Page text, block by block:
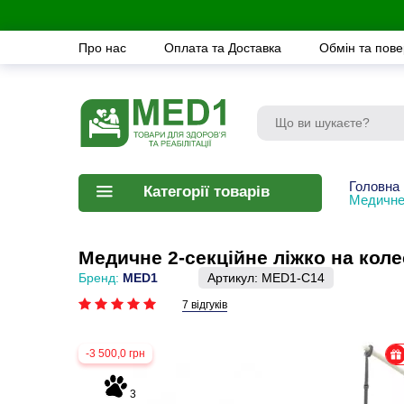
Про нас Оплата та Доставка Обмін та
Категорії товарів
Головна
Медичне
Медичне 2-секційне ліжко на
Бренд: MED1 Артикул: MED1-C14
7 відгуків
-3 500,0 грн
3